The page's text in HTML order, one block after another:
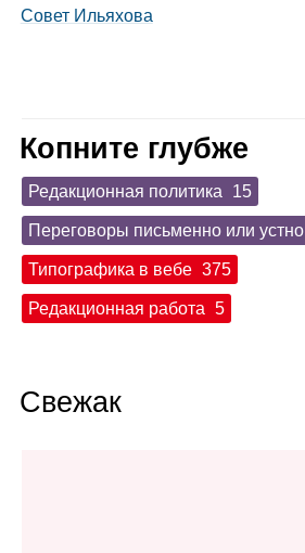
Совет Ильяхова
Копните глубже
Редакционная политика 15
Переговоры письменно или устно
Типографика в вебе 375
Редакционная работа 5
Свежак